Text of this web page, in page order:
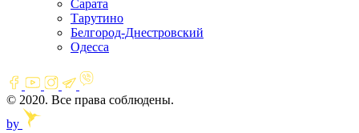
Сарата
Тарутино
Белгород-Днестровский
Одесса
© 2020. Все права соблюдены.
by